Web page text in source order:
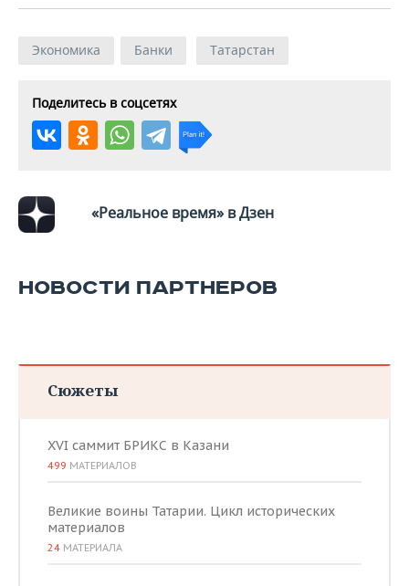
Экономика Банки Татарстан
Поделитесь в соцсетях
«Реальное время» в Дзен
НОВОСТИ ПАРТНЕРОВ
Сюжеты
XVI саммит БРИКС в Казани
499 МАТЕРИАЛОВ
Великие воины Татарии. Цикл исторических
материалов
24 МАТЕРИАЛА